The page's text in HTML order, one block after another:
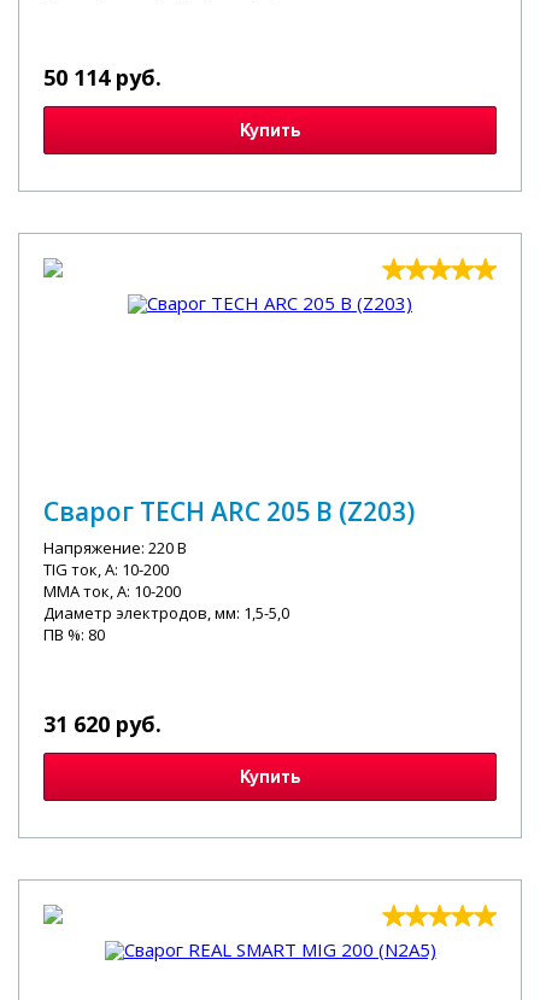
50 114 руб.
Купить
Сварог TECH ARC 205 B (Z203)
Напряжение: 220 В
TIG ток, А: 10-200
MMA ток, А: 10-200
Диаметр электродов, мм: 1,5-5,0
ПВ %: 80
31 620 руб.
Купить